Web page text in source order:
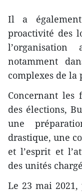
Il a
proactivité des
l’organisation
notamment
complexes de la
Concernant les
des élections,
une
drastique, une
et l’esprit et
des unités
Le 23 mai